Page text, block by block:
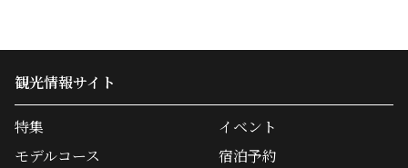
観光情報サイト
特集
モデルコース
イベント
宿泊予約